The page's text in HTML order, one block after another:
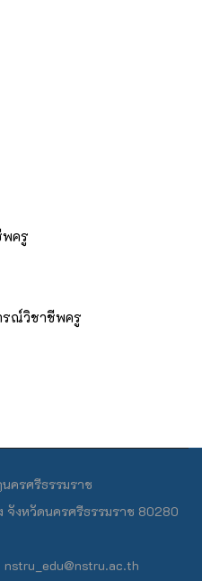
ครู
รณ์วิชาชีพครู
ครศรีธรรมราช
จังหวัดนครศรีธรรมราช 80280